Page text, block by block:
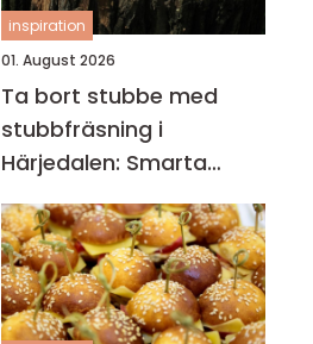
inspiration
01. August 2026
Ta bort stubbe med
stubbfräsning i
Härjedalen: Smarta
metoder för tomten